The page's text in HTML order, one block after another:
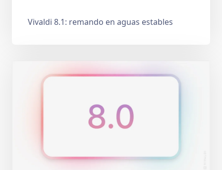
Vivaldi 8.1: remando en aguas estables